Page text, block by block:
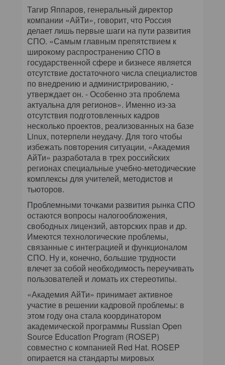
Тагир Яппаров, генеральный директор
компании «АйТи», говорит, что Россия
делает лишь первые шаги на пути развития
СПО. «Самым главным препятствием к
широкому распространению СПО в
государственной сфере и бизнесе является
отсутствие достаточного числа специалистов
по внедрению и администрированию, -
утверждает он. - Особенно эта проблема
актуальна для регионов». Именно из-за
отсутствия подготовленных кадров
несколько проектов, реализованных на базе
Linux, потерпели неудачу. Для того чтобы
избежать повторения ситуации, «Академия
АйТи» разработала в трех российских
регионах специальные учебно-методические
комплексы для учителей, методистов и
тьюторов.
Проблемными точками развития рынка СПО
остаются вопросы налогообложения,
свободных лицензий, авторских прав и др.
Имеются технологические проблемы,
связанные с интеграцией и функционалом
СПО. Ну и, конечно, большие трудности
влечет за собой необходимость переучивать
пользователей и ломать их стереотипы.
«Академия АйТи» принимает активное
участие в решении кадровой проблемы: в
этом году она стала координатором
академической программы Russian Open
Source Education Program (ROSEP)
совместно с компанией Red Hat. ROSEP
опирается на стандарты мировых